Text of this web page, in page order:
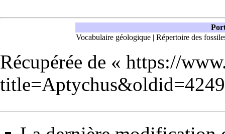
Vocabulaire géologique | Répertoire des
Récupérée de « https://